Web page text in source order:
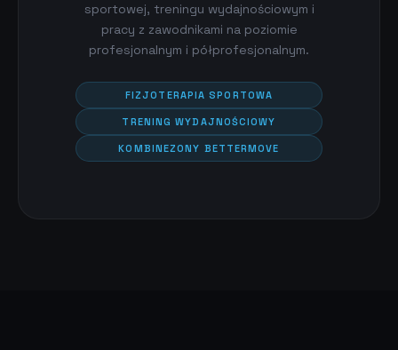
sportowej, treningu wydajnościowym i
pracy z zawodnikami na poziomie
profesjonalnym i półprofesjonalnym.
FIZJOTERAPIA SPORTOWA
TRENING WYDAJNOŚCIOWY
KOMBINEZONY BETTERMOVE